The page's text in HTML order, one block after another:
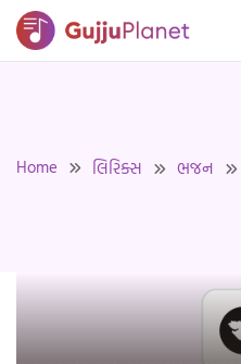
Skip
Home લિરિક્સ ભજન